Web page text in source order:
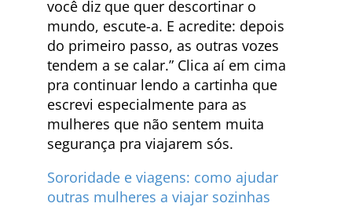
você diz que quer descortinar o
mundo, escute-a. E acredite: depois
do primeiro passo, as outras vozes
tendem a se calar.” Clica aí em cima
pra continuar lendo a cartinha que
escrevi especialmente para as
mulheres que não sentem muita
segurança pra viajarem sós.
Sororidade e viagens: como ajudar
outras mulheres a viajar sozinhas